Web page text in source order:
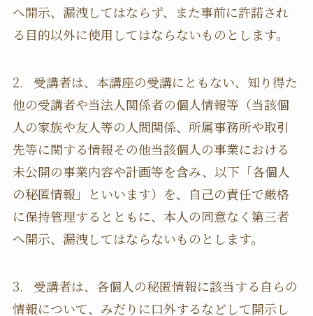
へ開示、漏洩してはならず、また事前に許諾され
る目的以外に使用してはならないものとします。
2. 受講者は、本講座の受講にともない、知り得た
他の受講者や当法人関係者の個人情報等（当該個
人の家族や友人等の人間関係、所属事務所や取引
先等に関する情報その他当該個人の事業における
未公開の事業内容や計画等を含み、以下「各個人
の秘匿情報」といいます）を、自己の責任で厳格
に保持管理するとともに、本人の同意なく第三者
へ開示、漏洩してはならないものとします。
3. 受講者は、各個人の秘匿情報に該当する自らの
情報について、みだりに口外するなどして開示し